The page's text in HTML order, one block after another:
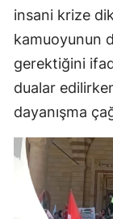
insani krize
kamuoyunun
gerektiğini
dualar
dayanışma